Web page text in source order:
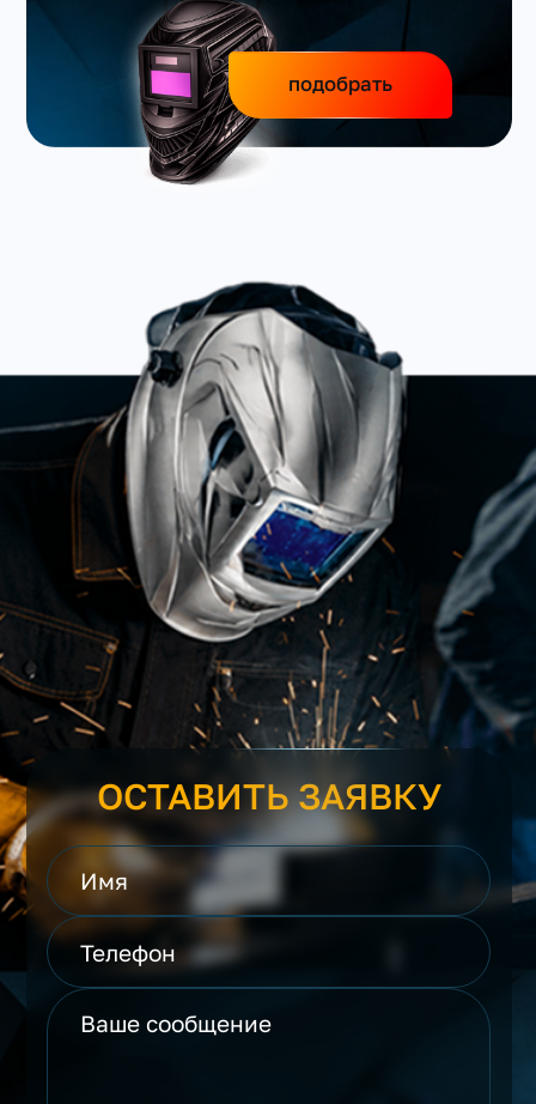
подобрать
ОСТАВИТЬ ЗАЯВКУ